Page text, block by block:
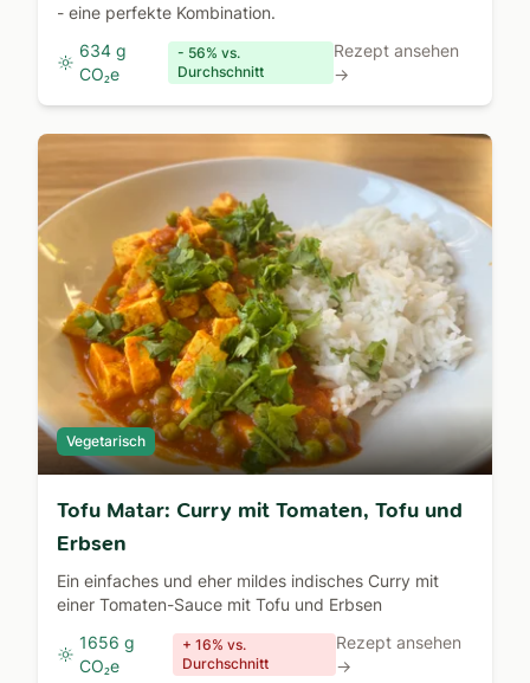
- eine perfekte Kombination.
634 g
CO₂e
- 56% vs.
Durchschnitt
Rezept ansehen
→
Vegetarisch
Tofu Matar: Curry mit Tomaten, Tofu und
Erbsen
Ein einfaches und eher mildes indisches Curry mit
einer Tomaten-Sauce mit Tofu und Erbsen
1656 g
CO₂e
+ 16% vs.
Durchschnitt
Rezept ansehen
→